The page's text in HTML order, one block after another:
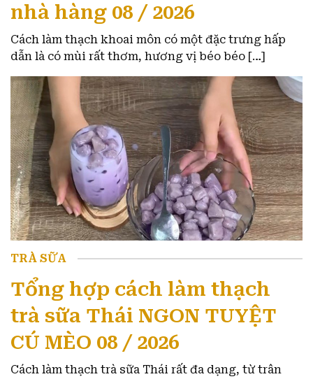
nhà hàng 08 / 2026
Cách làm thạch khoai môn có một đặc trưng hấp
dẫn là có mùi rất thơm, hương vị béo béo […]
TRÀ SỮA
Tổng hợp cách làm thạch
trà sữa Thái NGON TUYỆT
CÚ MÈO 08 / 2026
Cách làm thạch trà sữa Thái rất đa dạng, từ trân